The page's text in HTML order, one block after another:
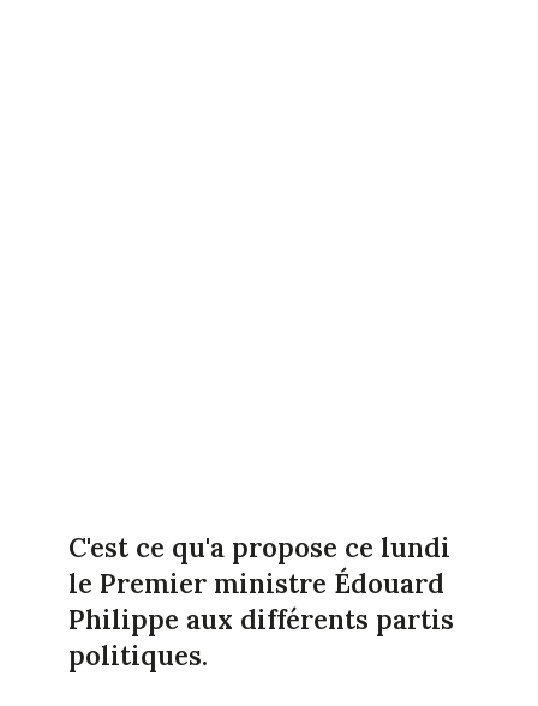
C'est ce qu'a propose ce lundi
le Premier ministre Édouard
Philippe aux différents partis
politiques.